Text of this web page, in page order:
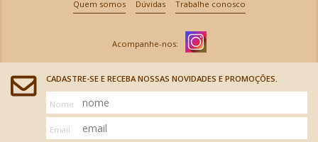
Quem somos Dúvidas Trabalhe conosco
CADASTRE-SE E RECEBA NOSSAS NOVIDADES E PROMOÇÕES.
Nome
Email